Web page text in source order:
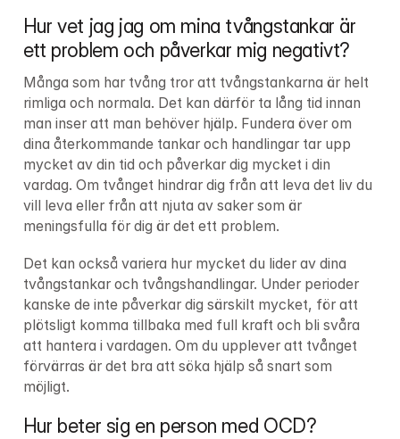
Hur vet jag jag om mina tvångstankar är
ett problem och påverkar mig negativt?
Många som har tvång tror att tvångstankarna är helt
rimliga och normala. Det kan därför ta lång tid innan
man inser att man behöver hjälp. Fundera över om
dina återkommande tankar och handlingar tar upp
mycket av din tid och påverkar dig mycket i din
vardag. Om tvånget hindrar dig från att leva det liv du
vill leva eller från att njuta av saker som är
meningsfulla för dig är det ett problem.
Det kan också variera hur mycket du lider av dina
tvångstankar och tvångshandlingar. Under perioder
kanske de inte påverkar dig särskilt mycket, för att
plötsligt komma tillbaka med full kraft och bli svåra
att hantera i vardagen. Om du upplever att tvånget
förvärras är det bra att söka hjälp så snart som
möjligt.
Hur beter sig en person med OCD?